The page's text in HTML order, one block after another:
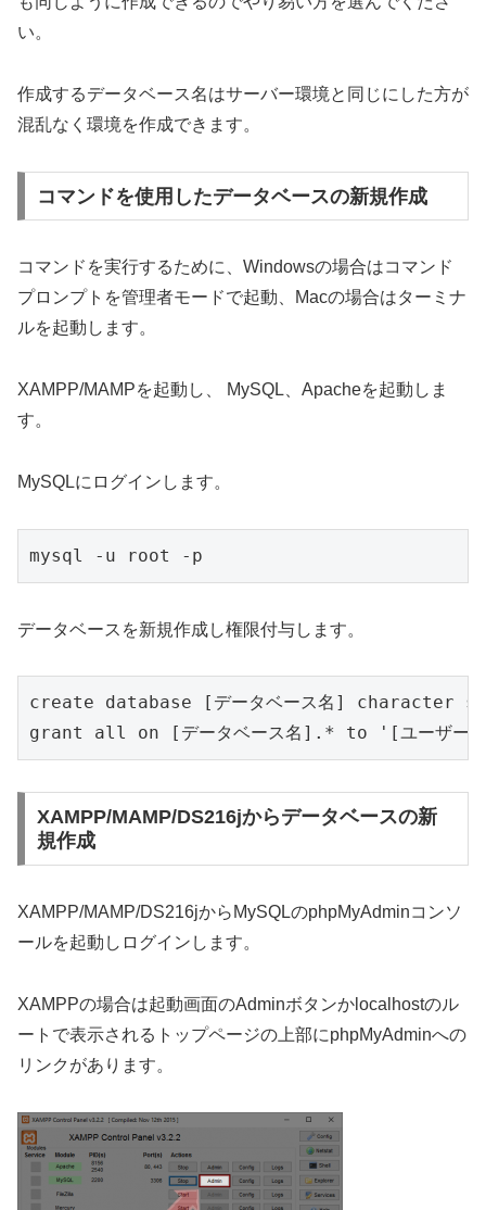
い。
作成するデータベース名はサーバー環境と同じにした方が
混乱なく環境を作成できます。
コマンドを使用したデータベースの新規作成
コマンドを実行するために、Windowsの場合はコマンド
プロンプトを管理者モードで起動、Macの場合はターミナ
ルを起動します。
XAMPP/MAMPを起動し、 MySQL、Apacheを起動しま
す。
MySQLにログインします。
mysql -u root -p
データベースを新規作成し権限付与します。
create database [データベース名] character
grant all on [データベース名].* to '[ユーザ
XAMPP/MAMP/DS216jからデータベースの新
規作成
XAMPP/MAMP/DS216jからMySQLのphpMyAdminコンソ
ールを起動しログインします。
XAMPPの場合は起動画面のAdminボタンかlocalhostのル
ートで表示されるトップページの上部にphpMyAdminへの
リンクがあります。